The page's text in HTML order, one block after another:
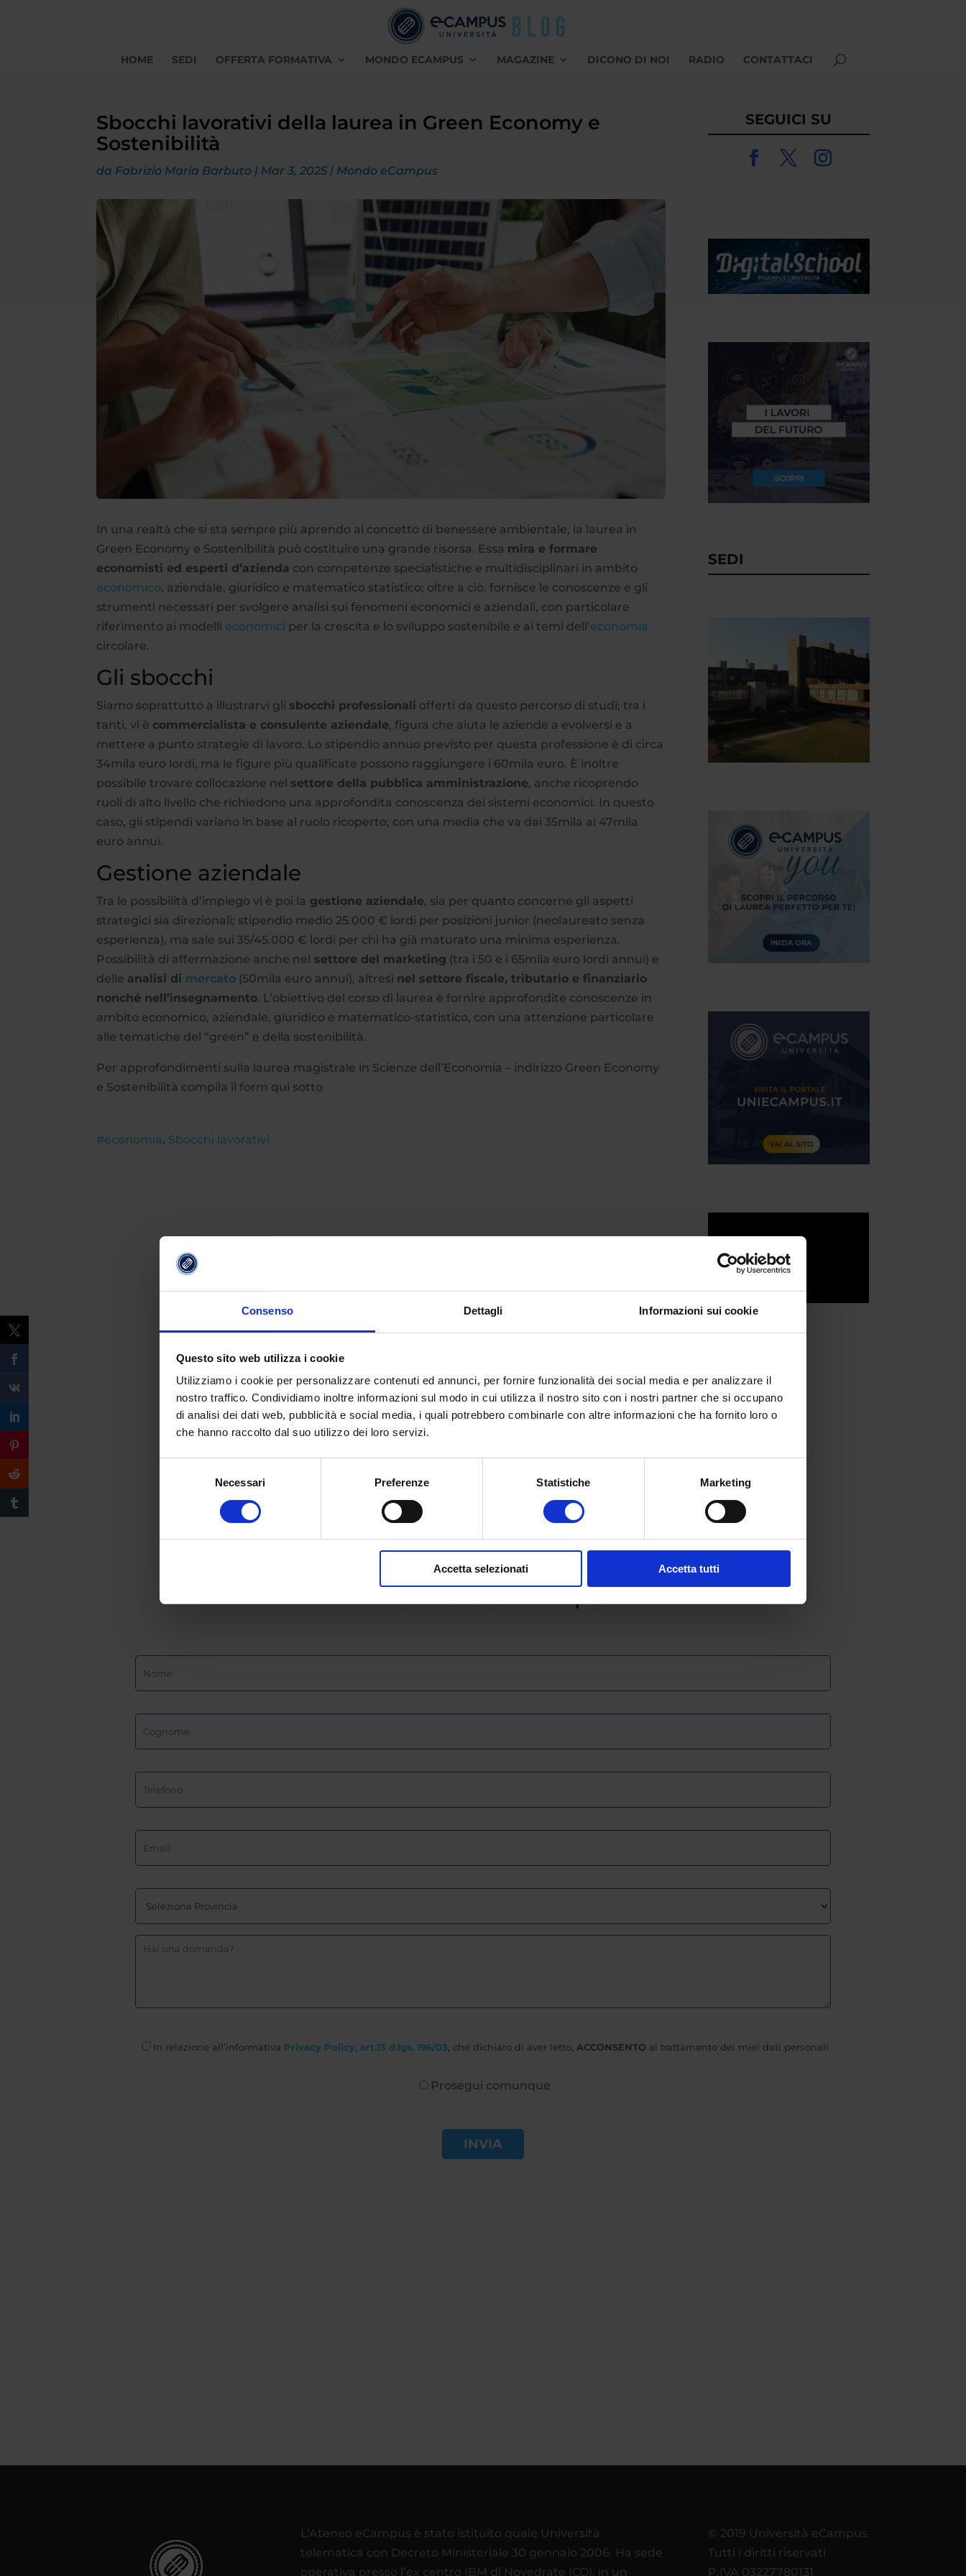
Consenso Dettagli Informazioni sui cookie
Questo sito web utilizza i cookie
Utilizziamo i cookie per personalizzare contenuti ed annunci, per fornire funzionalità dei social media e per analizzare il
nostro traffico. Condividiamo inoltre informazioni sul modo in cui utilizza il nostro sito con i nostri partner che si occupano
di analisi dei dati web, pubblicità e social media, i quali potrebbero combinarle con altre informazioni che ha fornito loro o
che hanno raccolto dal suo utilizzo dei loro servizi.
Necessari Preferenze Statistiche Marketing
Accetta selezionati Accetta tutti
HOME SEDI OFFERTA FORMATIVA MONDO ECAMPUS MAGAZINE DICONO DI NOI RADIO CONTATTACI
Sbocchi lavorativi della laurea in Green Economy e
Sostenibilità
da Fabrizio Maria Barbuto | Mar 3, 2025 | Mondo eCampus
In una realtà che si sta sempre più aprendo al concetto di benessere ambientale, la laurea in
Green Economy e Sostenibilità può costituire una grande risorsa. Essa mira e formare
economisti ed esperti d’azienda con competenze specialistiche e multidisciplinari in ambito
economico, aziendale, giuridico e matematico statistico; oltre a ciò, fornisce le conoscenze e gli
strumenti necessari per svolgere analisi sui fenomeni economici e aziendali, con particolare
riferimento ai modelli economici per la crescita e lo sviluppo sostenibile e ai temi dell’economia
circolare.
Gli sbocchi
Siamo soprattutto a illustrarvi gli sbocchi professionali offerti da questo percorso di studi; tra i
tanti, vi è commercialista e consulente aziendale, figura che aiuta le aziende a evolversi e a
mettere a punto strategie di lavoro. Lo stipendio annuo previsto per questa professione è di circa
34mila euro lordi, ma le figure più qualificate possono raggiungere i 60mila euro. È inoltre
possibile trovare collocazione nel settore della pubblica amministrazione, anche ricoprendo
ruoli di alto livello che richiedono una approfondita conoscenza dei sistemi economici. In questo
caso, gli stipendi variano in base al ruolo ricoperto, con una media che va dai 35mila ai 47mila
euro annui.
Gestione aziendale
Tra le possibilità d’impiego vi è poi la gestione aziendale, sia per quanto concerne gli aspetti
strategici sia direzionali; stipendio medio 25.000 € lordi per posizioni junior (neolaureato senza
esperienza), ma sale sui 35/45.000 € lordi per chi ha già maturato una minima esperienza.
Possibilità di affermazione anche nel settore del marketing (tra i 50 e i 65mila euro lordi annui) e
delle analisi di mercato (50mila euro annui), altresì nel settore fiscale, tributario e finanziario
nonché nell’insegnamento. L’obiettivo del corso di laurea è fornire approfondite conoscenze in
ambito economico, aziendale, giuridico e matematico-statistico, con una attenzione particolare
alle tematiche del “green” e della sostenibilità.
Per approfondimenti sulla laurea magistrale in Scienze dell’Economia – indirizzo Green Economy
e Sostenibilità compila il form qui sotto
#economia, Sbocchi lavorativi
SEGUICI SU
SEDI
Compila il form e richiedi informazioni sull’offerta formativa
dell’Università eCampus
In relazione all’informativa Privacy Policy, art.13 d.lgs. 196/03 , che dichiaro di aver letto, ACCONSENTO al trattamento dei miei dati personali
Prosegui comunque
L’Ateneo eCampus è stato istituito quale Università
telematica con Decreto Ministeriale 30 gennaio 2006. Ha sede
operativa presso l’ex centro IBM di Novedrate (CO), in un
© 2019 Università eCampus
Tutti i diritti riservati
P.IVA 03227780131